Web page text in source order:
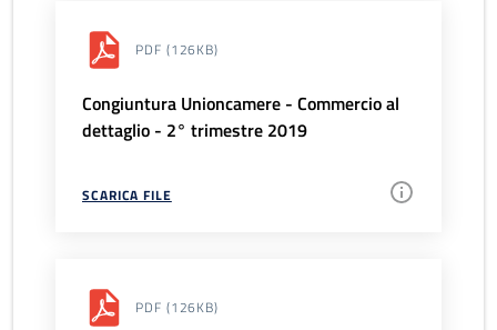
PDF (126KB)
Congiuntura Unioncamere - Commercio al
dettaglio - 2° trimestre 2019
SCARICA FILE
PDF (126KB)